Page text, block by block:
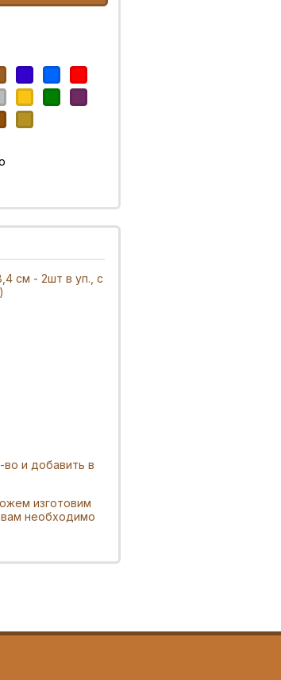
см - 2шт в уп., с
и добавить в
изготовим
необходимо